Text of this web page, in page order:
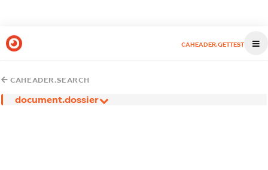
CAHEADER.GETTEST
CAHEADER.SEARCH
document.dossier